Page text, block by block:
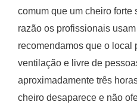
comum que um cheiro forte
razão os profissionais
recomendamos que o local
ventilação e livre de
aproximadamente três
cheiro desaparece e não